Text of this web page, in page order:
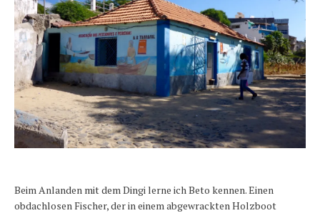
Beim Anlanden mit dem Dingi lerne ich Beto kennen. Einen
obdachlosen Fischer, der in einem abgewrackten Holzboot